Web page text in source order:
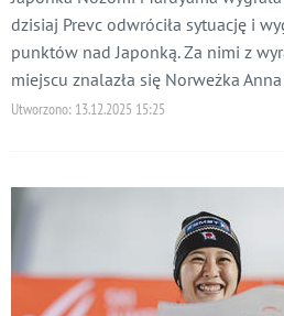
dzisiaj Prevc odwróciła sytuację i
punktów nad Japonką. Za nimi z
miejscu znalazła się Norweżka
Utworzono: 13.12.2025 15:25